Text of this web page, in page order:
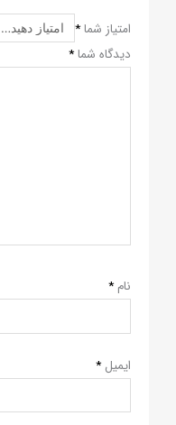
امتیاز شما*
دیدگاه شما*
نام*
ایمیل*